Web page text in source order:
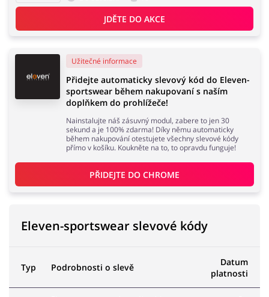
JDĚTE DO AKCE
Užitečné informace
Přidejte automaticky slevový kód do Eleven-
sportswear během nakupovaní s naším
doplňkem do prohlížeče!
Nainstalujte náš zásuvný modul, zabere to jen 30
sekund a je 100% zdarma! Díky němu automaticky
během nakupování otestujete všechny slevové kódy
přímo v košíku. Koukněte na to, to opravdu funguje!
PŘIDEJTE DO CHROME
Eleven-sportswear slevové kódy
Typ Podrobnosti o slevě
Datum
platnosti